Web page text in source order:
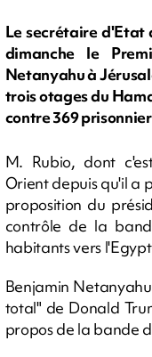
Le secrétaire d'Etat
dimanche le
Netanyahu à
trois otages du
contre 369
M. Rubio, dont
Orient depuis qu'il a
proposition du
contrôle de la
habitants vers
Benjamin
total" de Donald
propos de la bande